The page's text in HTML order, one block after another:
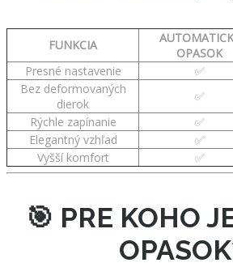
FUNKCIA
OPASOK
Presné nastavenie
✅
Bez deformovaných
dierok
✅
Rýchle zapínanie
✅
Elegantný vzhľad
✅
Vyšší komfort
✅
🎯 PRE KOHO